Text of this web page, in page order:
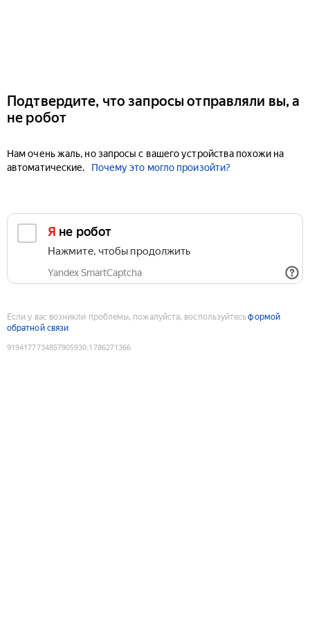
Подтвердите, что запросы отправляли вы, а
не робот
Нам очень жаль, но запросы с вашего устройства похожи на
автоматические.
Почему это могло произойти?
Я не робот
Нажмите, чтобы продолжить
Yandex SmartCaptcha
Если у вас возникли проблемы, пожалуйста, воспользуйтесьформой
обратной связи
9194177734857905930:1786271366